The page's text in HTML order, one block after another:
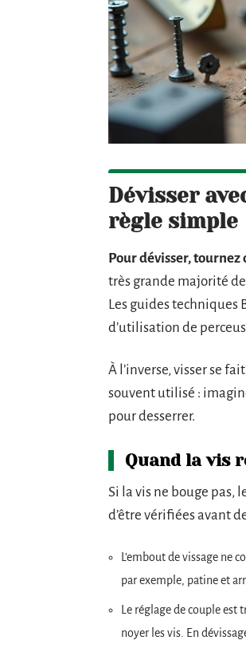
Dévisser
règle simple
Pour dévisser, tournez
très grande majorité
Les guides techniques
d’utilisation de
À l’inverse, visser se
souvent utilisé :
pour desserrer.
Quand la vis
Si la vis ne bouge pas,
d’être vérifiées avant
L’embout de vissage ne
par exemple, patine et
Le réglage de couple
noyer les vis. En